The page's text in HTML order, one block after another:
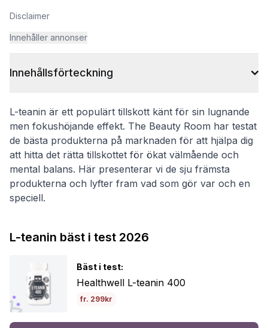
Disclaimer
Innehåller annonser
Innehållsförteckning
L-teanin är ett populärt tillskott känt för sin lugnande
men fokushöjande effekt. The Beauty Room har testat
de bästa produkterna på marknaden för att hjälpa dig
att hitta det rätta tillskottet för ökat välmående och
mental balans. Här presenterar vi de sju främsta
produkterna och lyfter fram vad som gör var och en
speciell.
L-teanin bäst i test 2026
Bäst i test:
Healthwell L-teanin 400
fr. 299kr